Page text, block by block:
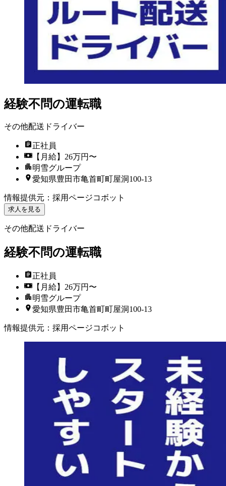
経験不問の運転職
その他配送ドライバー
正社員
【月給】26万円〜
明雪グループ
愛知県豊田市亀首町町屋洞100-13
情報提供元 ： 採用ページコボット
求人を見る
その他配送ドライバー
経験不問の運転職
正社員
【月給】26万円〜
明雪グループ
愛知県豊田市亀首町町屋洞100-13
情報提供元 ： 採用ページコボット